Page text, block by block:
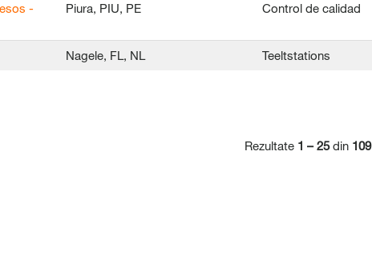
- Piura, PIU, PE Control de calidad
Nagele, FL, NL Teeltstations
Rezultate 1 – 25din 109